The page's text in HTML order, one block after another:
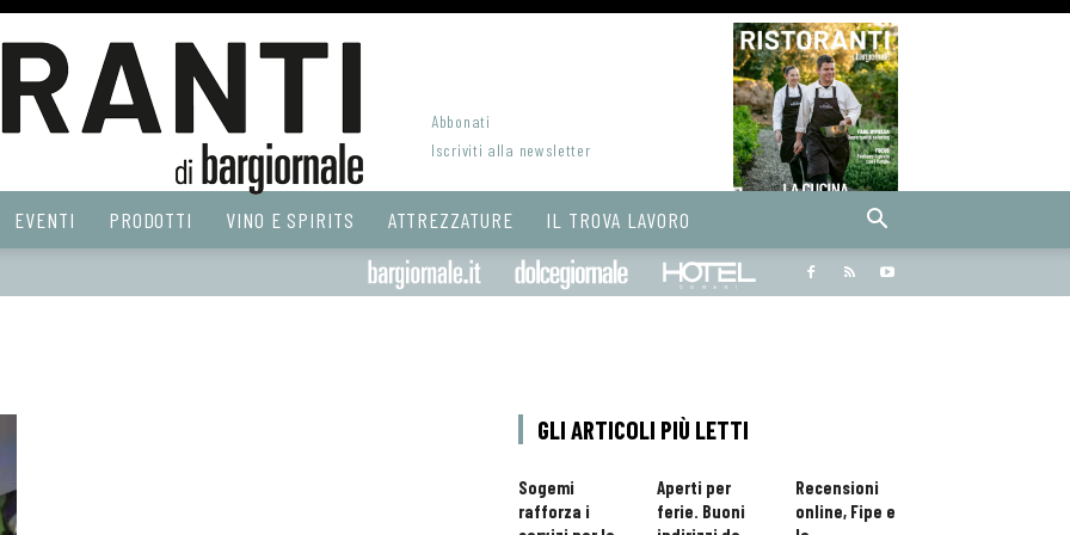
Abbonati
Iscriviti alla newsletter
EVENTI PRODOTTI VINO E SPIRITS ATTREZZATURE IL TROVA LAVORO
Bargiornale dolcegiornale
GLI ARTICOLI PIÙ LETTI
Sogemi
rafforza i
Aperti per
ferie. Buoni
Recensioni
online, Fipe e